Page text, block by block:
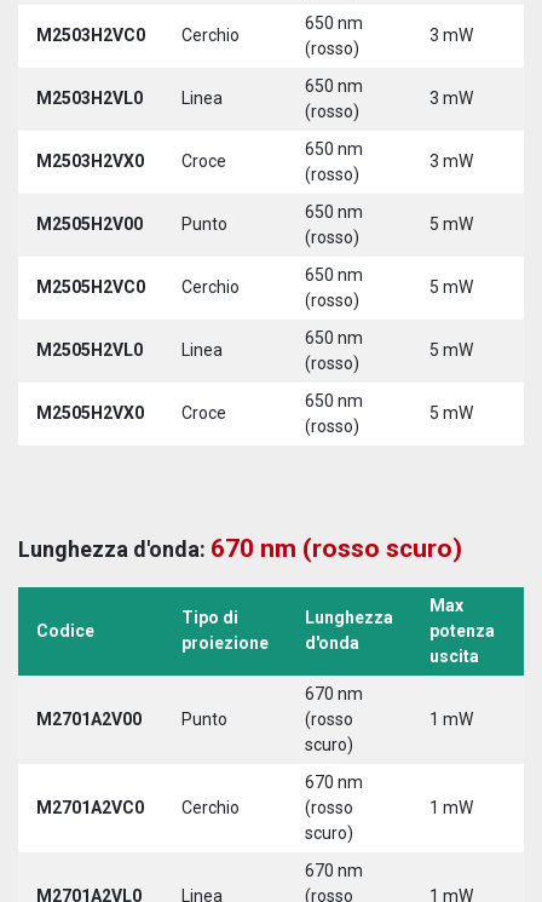
M2503H2VC0 Cerchio
650 nm
(rosso)
3 mW
M2503H2VL0 Linea
650 nm
(rosso)
3 mW
M2503H2VX0 Croce
650 nm
(rosso)
3 mW
M2505H2V00 Punto
650 nm
(rosso)
5 mW
M2505H2VC0 Cerchio
650 nm
(rosso)
5 mW
M2505H2VL0 Linea
650 nm
(rosso)
5 mW
M2505H2VX0 Croce
650 nm
(rosso)
5 mW
Lunghezza d'onda: 670 nm (rosso scuro)
Codice
Tipo di
proiezione
Lunghezza
d'onda
Max
potenza
uscita
M2701A2V00 Punto
670 nm
(rosso
scuro)
1 mW
M2701A2VC0 Cerchio
670 nm
(rosso
scuro)
1 mW
M2701A2VL0 Linea
670 nm
(rosso
1 mW